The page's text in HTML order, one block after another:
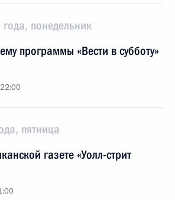
понедельник
программы «Вести в субботу»
22:00
пятница
газете «Уолл-стрит